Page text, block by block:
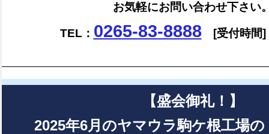
お気軽にお問い合わせ下さい
TEL： 0265-83-8888[受付時間]
【盛会御礼！】
2025年6月のヤマウラ駒ケ根工場の